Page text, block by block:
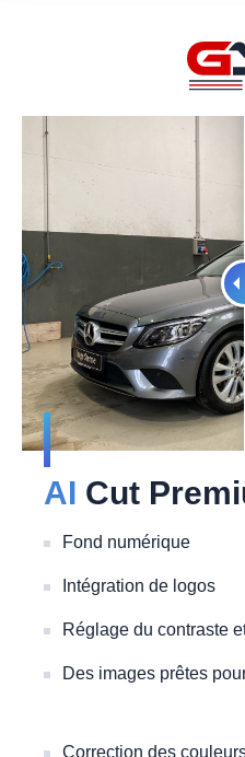
AI Cut
Fond numérique
Intégration de logos
Réglage du contraste
Des images prêtes
Correction des